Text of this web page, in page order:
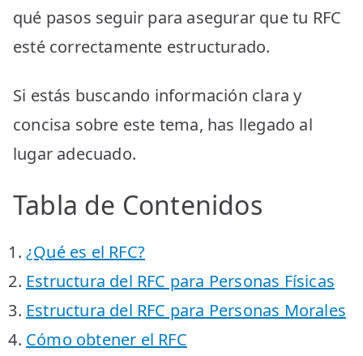
qué pasos seguir para asegurar que tu RFC
esté correctamente estructurado.
Si estás buscando información clara y
concisa sobre este tema, has llegado al
lugar adecuado.
Tabla de Contenidos
¿Qué es el RFC?
Estructura del RFC para Personas Físicas
Estructura del RFC para Personas Morales
Cómo obtener el RFC